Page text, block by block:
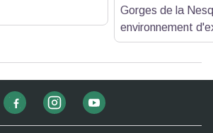
Gorges de la
environnement